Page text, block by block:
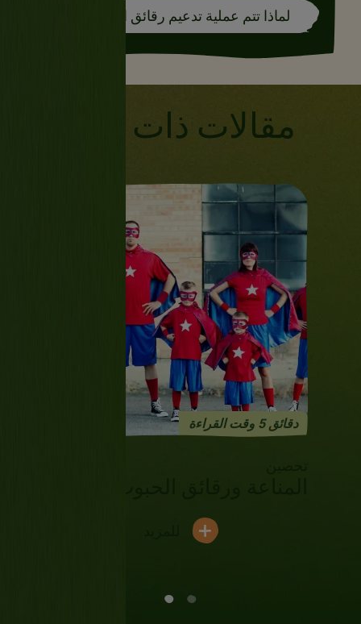
لماذا تتم عملية تدعيم رقائق الحبوب؟
مقالات ذات صلة
دقائق 5 وقت القراءة
Previous